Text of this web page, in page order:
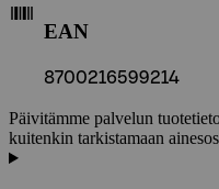
EAN
8700216599214
Päivitämme palvelun
kuitenkin tarkistamaan